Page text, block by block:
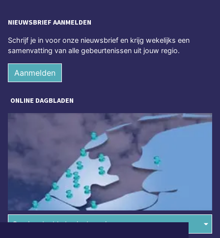
NIEUWSBRIEF AANMELDEN
Schrijf je in voor onze nieuwsbrief en krijg wekelijks een
samenvatting van alle gebeurtenissen uit jouw regio.
Aanmelden
ONLINE DAGBLADEN
Overige dagbladen in de regio